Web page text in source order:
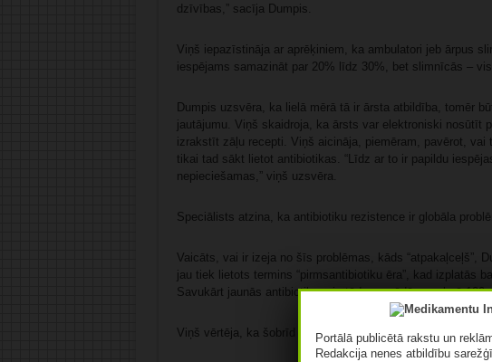
dzīvības,” sacīja Dumpis.
Viņš iepazīstināja ar aprēķiniem, ka ambulatori jeb ārpus
iespējams samazināt par 20% līdz 30%, bet slimnīcās –
Dumpis uzsvēra, ka lielā mērā tā ir ārsta atbildība, tomēr
jautājumu. Viņš skaidroja, ka ārsts var elektroniski nosūtīt
izrakstīt zāļu recepti. Viņš aicināja, piemēram, pavērot, vai
tikai tad sākt lietot antibiotikas. “Līdz ar to ir papildu
nepieciešamas,” viņš uzsvēra.
Speciālists atzina, ka antibiotiku rezistence ir globāla
Vaicāts, vai ir izeja no šīs problēmas, kāds “atpakaļceļš”,
jau tiek lietots termins “pirmsantibiotiku ēra”, kad izplatās
Savukārt jaunās antibiotikas, ja tādas parādās, maksā
Viņš vērtēja, ka šobrīd “tik traki Latvijā nav”, bet ir jābūt
Portālā publicētā rakstu un
Redakcija nenes atbildību